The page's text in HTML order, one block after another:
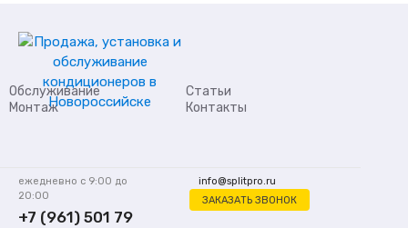
Обслуживание
Монтаж
Статьи
Контакты
info@splitpro.ru
ЗАКАЗАТЬ ЗВОНОК
ежедневно с 9:00 до
20:00
+7 (961) 501 79